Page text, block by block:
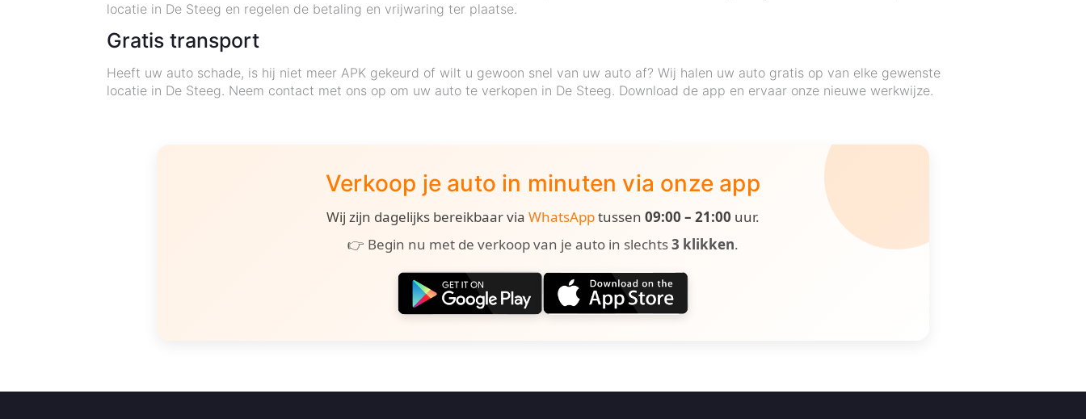
locatie in De Steeg en regelen de betaling en vrijwaring ter plaatse.
Gratis transport
Heeft uw auto schade, is hij niet meer APK gekeurd of wilt u gewoon snel van uw auto af? Wij halen uw auto gratis op van elke gewenste
locatie in De Steeg. Neem contact met ons op om uw auto te verkopen in De Steeg. Download de app en ervaar onze nieuwe werkwijze.
Verkoop je auto in minuten via onze app
Wij zijn dagelijks bereikbaar via WhatsApptussen 09:00 – 21:00 uur.
👉 Begin nu met de verkoop van je auto in slechts3 klikken.